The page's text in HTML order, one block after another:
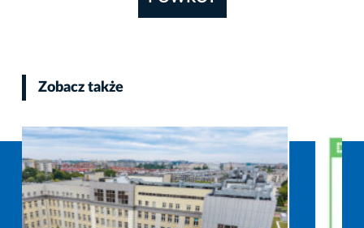
Zobacz także